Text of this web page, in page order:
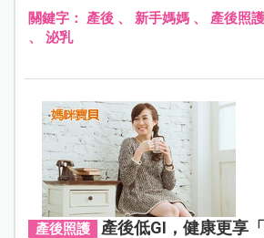
潔、排泄、心理狀況等不同層面深入
程、可能出現的問題與解決之道。
關鍵字： 產後、 新手媽媽、 產後照護
、 泌乳
產後照護 產後低GI，健康更享「